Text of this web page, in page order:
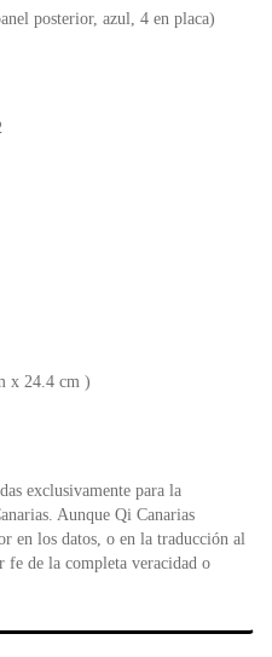
posterior, azul, 4 en placa)
x 24.4 cm )
exclusivamente para la
Aunque Qi Canarias
en los datos, o en la traducción al
fe de la completa veracidad o